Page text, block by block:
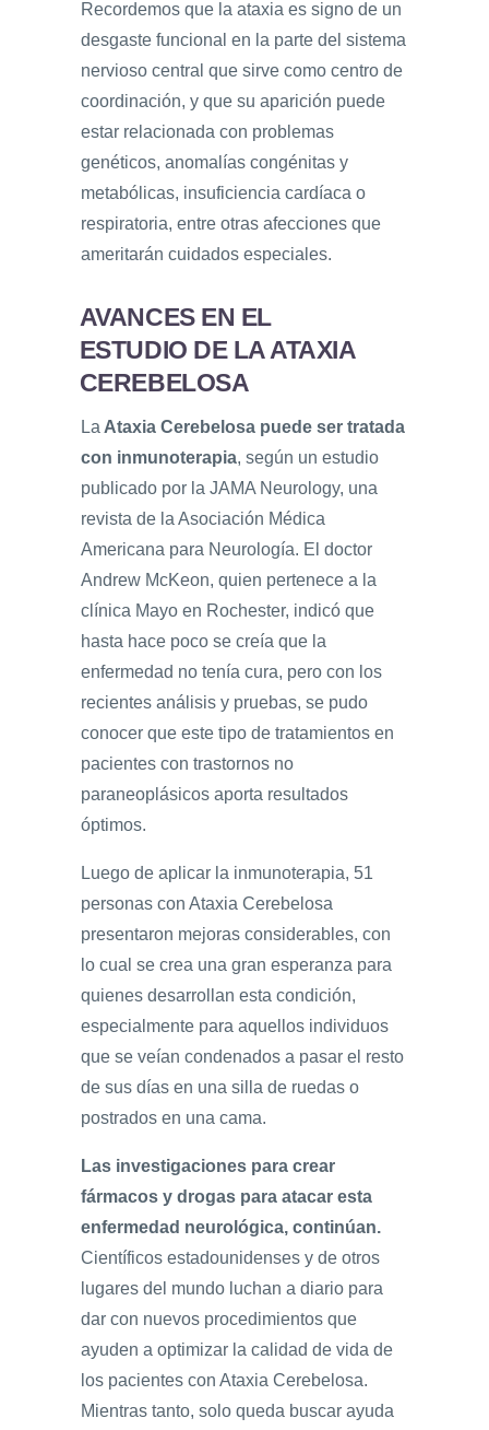
Recordemos que la ataxia es signo de un
desgaste funcional en la parte del sistema
nervioso central que sirve como centro de
coordinación, y que su aparición puede
estar relacionada con problemas
genéticos, anomalías congénitas y
metabólicas, insuficiencia cardíaca o
respiratoria, entre otras afecciones que
ameritarán cuidados especiales.
AVANCES EN EL
ESTUDIO DE LA ATAXIA
CEREBELOSA
La Ataxia Cerebelosa puede ser tratada
con inmunoterapia, según un estudio
publicado por la JAMA Neurology, una
revista de la Asociación Médica
Americana para Neurología. El doctor
Andrew McKeon, quien pertenece a la
clínica Mayo en Rochester, indicó que
hasta hace poco se creía que la
enfermedad no tenía cura, pero con los
recientes análisis y pruebas, se pudo
conocer que este tipo de tratamientos en
pacientes con trastornos no
paraneoplásicos aporta resultados
óptimos.
Luego de aplicar la inmunoterapia, 51
personas con Ataxia Cerebelosa
presentaron mejoras considerables, con
lo cual se crea una gran esperanza para
quienes desarrollan esta condición,
especialmente para aquellos individuos
que se veían condenados a pasar el resto
de sus días en una silla de ruedas o
postrados en una cama.
Las investigaciones para crear
fármacos y drogas para atacar esta
enfermedad neurológica, continúan.
Científicos estadounidenses y de otros
lugares del mundo luchan a diario para
dar con nuevos procedimientos que
ayuden a optimizar la calidad de vida de
los pacientes con Ataxia Cerebelosa.
Mientras tanto, solo queda buscar ayuda